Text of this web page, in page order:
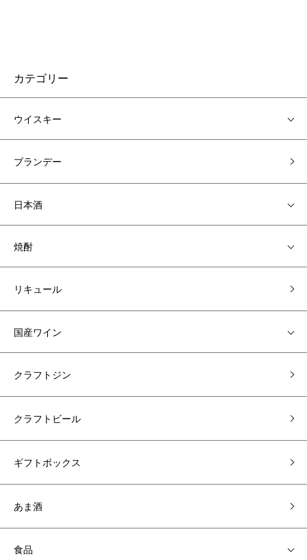
カテゴリー
ウイスキー
ブランデー
日本酒
焼酎
リキュール
国産ワイン
クラフトジン
クラフトビール
ギフトボックス
あま酒
食品